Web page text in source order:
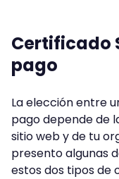
Certificado
pago
La elección entre
pago depende de
sitio web y de tu
presento algunas
estos dos tipos de